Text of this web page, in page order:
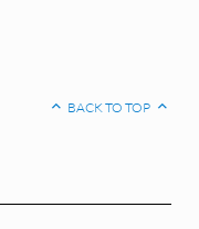
BACK TO TOP